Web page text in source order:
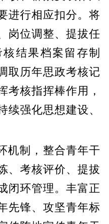
进行相应扣分。将
岗位调整、提拔任
结果档案留存制
取历年思政考核记
考核指挥棒作用，
续强化思想建设、
机制，整合青年干
、考核评价、提拔
闭环管理。丰富正
先锋、攻坚青年标